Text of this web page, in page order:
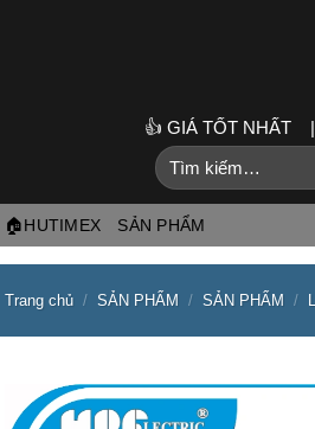
👍 GIÁ TỐT NHẤT
Tìm
kiếm:
🏠HUTIMEX SẢN PHẨM
Trang chủ / SẢN PHẨM / SẢN PHẨM /